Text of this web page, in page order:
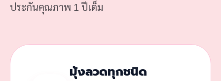
ประกันคุณภาพ 1 ปีเต็ม
มุ้งลวดทุกชนิด